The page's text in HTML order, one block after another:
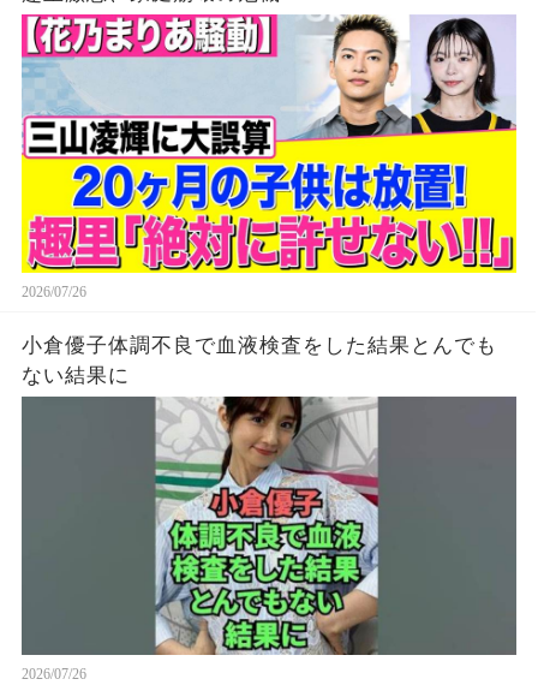
2026/07/26
小倉優子体調不良で血液検査をした結果とんでも
ない結果に
2026/07/26